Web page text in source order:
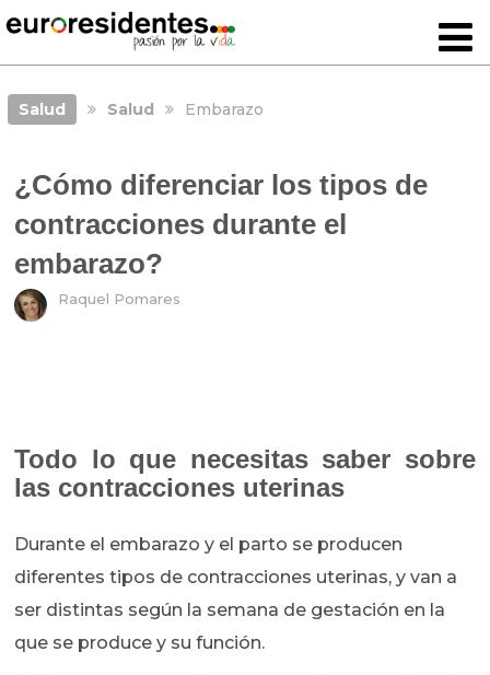
Salud Salud Embarazo
¿Cómo diferenciar los tipos de
contracciones durante el
embarazo?
Raquel Pomares
Todo lo que necesitas saber sobre
las contracciones uterinas
Durante el embarazo y el parto se producen
diferentes tipos de contracciones uterinas, y van a
ser distintas según la semana de gestación en la
que se produce y su función.